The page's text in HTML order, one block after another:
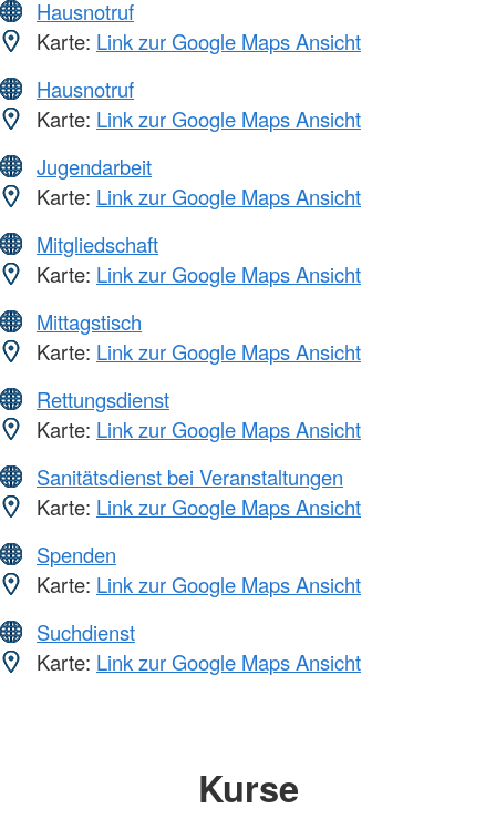
Hausnotruf
Karte: Link zur Google Maps Ansicht
Hausnotruf
Karte: Link zur Google Maps Ansicht
Jugendarbeit
Karte: Link zur Google Maps Ansicht
Mitgliedschaft
Karte: Link zur Google Maps Ansicht
Mittagstisch
Karte: Link zur Google Maps Ansicht
Rettungsdienst
Karte: Link zur Google Maps Ansicht
Sanitätsdienst bei Veranstaltungen
Karte: Link zur Google Maps Ansicht
Spenden
Karte: Link zur Google Maps Ansicht
Suchdienst
Karte: Link zur Google Maps Ansicht
Kurse